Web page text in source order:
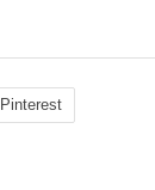
Pinterest